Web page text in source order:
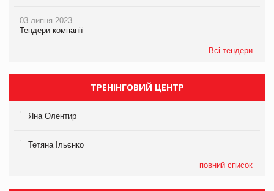
03 липня 2023
Тендери компанії
Всі тендери
ТРЕНІНГОВИЙ ЦЕНТР
Яна Олентир
Тетяна Ільєнко
повний список